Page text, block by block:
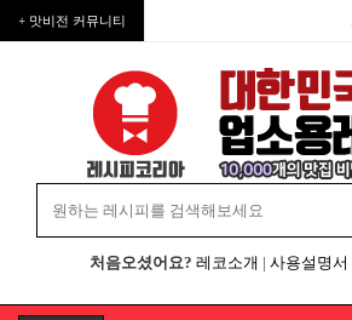
+ 맛비전 커뮤니티
처음오셨어요? 레코소개 | 사용설명서